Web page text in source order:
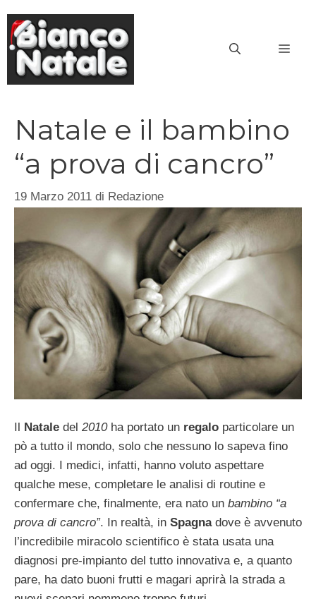
contenuto
Natale e il bambino
“a prova di cancro”
19 Marzo 2011 di Redazione
Il Natale del 2010ha portato un regalo particolare un
pò a tutto il mondo, solo che nessuno lo sapeva fino
ad oggi. I medici, infatti, hanno voluto aspettare
qualche mese, completare le analisi di routine e
confermare che, finalmente, era nato un bambino “a
prova di cancro”. In realtà, in Spagna dove è avvenuto
l’incredibile miracolo scientifico è stata usata una
diagnosi pre-impianto del tutto innovativa e, a quanto
pare, ha dato buoni frutti e magari aprirà la strada a